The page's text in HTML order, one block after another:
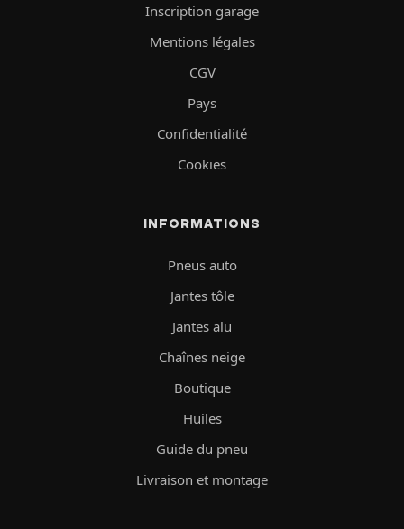
Inscription garage
Mentions légales
CGV
Pays
Confidentialité
Cookies
INFORMATIONS
Pneus auto
Jantes tôle
Jantes alu
Chaînes neige
Boutique
Huiles
Guide du pneu
Livraison et montage